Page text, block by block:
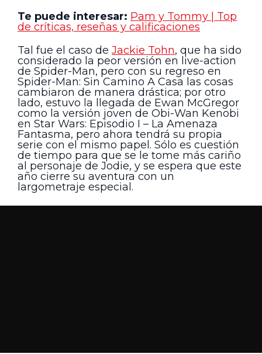
Te puede interesar: Pam y Tommy | Top
de críticas, reseñas y calificaciones
Tal fue el caso de Jackie Tohn, que ha sido
considerado la peor versión en live-action
de Spider-Man, pero con su regreso en
Spider-Man: Sin Camino A Casa las cosas
cambiaron de manera drástica; por otro
lado, estuvo la llegada de Ewan McGregor
como la versión joven de Obi-Wan Kenobi
en Star Wars: Episodio I – La Amenaza
Fantasma, pero ahora tendrá su propia
serie con el mismo papel. Sólo es cuestión
de tiempo para que se le tome más cariño
al personaje de Jodie, y se espera que este
año cierre su aventura con un
largometraje especial.